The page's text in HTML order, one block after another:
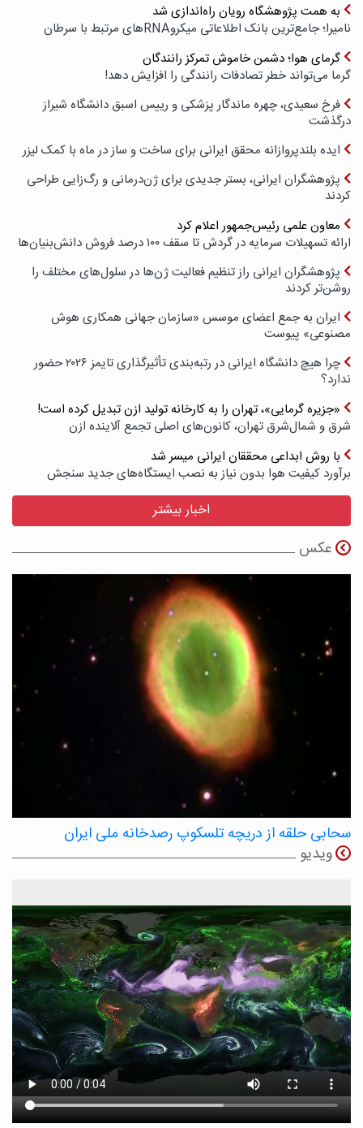
به همت پژوهشگاه رویان راه‌اندازی شد
نامیرا؛ جامع‌ترین بانک اطلاعاتی میکروRNAهای مرتبط با سرطان
گرمای هوا؛ دشمن خاموش تمرکز رانندگان
گرما می‌تواند خطر تصادفات رانندگی را افزایش دهد!
فرخ سعیدی، چهره ماندگار پزشکی و رییس اسبق دانشگاه شیراز
درگذشت
ایده بلندپروازانه محقق ایرانی برای ساخت و ساز در ماه با کمک لیزر
پژوهشگران ایرانی، بستر جدیدی برای ژن‌درمانی و رگ‌زایی طراحی
کردند
معاون علمی رئیس‌جمهور اعلام کرد
ارائه تسهیلات سرمایه در گردش تا سقف ۱۰۰ درصد فروش دانش‌بنیان‌ها
پژوهشگران ایرانی راز تنظیم فعالیت ژن‌ها در سلول‌های مختلف را
روشن‌تر کردند
ایران به جمع اعضای موسس «سازمان جهانی همکاری هوش
مصنوعی» پیوست
چرا هیچ دانشگاه ایرانی در رتبه‌بندی تأثیرگذاری تایمز ۲۰۲۶ حضور
ندارد؟
«جزیره گرمایی»، تهران را به کارخانه تولید ازن تبدیل کرده است!
شرق و شمال‌شرق تهران، کانون‌های اصلی تجمع آلاینده ازن
با روش ابداعی محققان ایرانی میسر شد
برآورد کیفیت هوا بدون نیاز به نصب ایستگاه‌های جدید سنجش
اخبار بیشتر
عکس
سحابی حلقه از دریچه تلسکوپ رصدخانه ملی ایران
ویدیو